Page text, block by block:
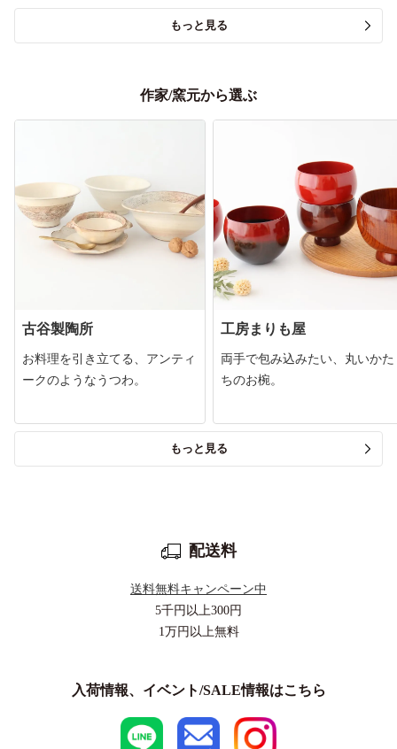
もっと見る
作家/窯元から選ぶ
古谷製陶所
お料理を引き立てる、アンティ
ークのようなうつわ。
工房まりも屋
両手で包み込みたい、丸いかた
ちのお椀。
もっと見る
配送料
送料無料キャンペーン中
5千円以上300円
1万円以上無料
入荷情報、イベント/SALE情報はこちら